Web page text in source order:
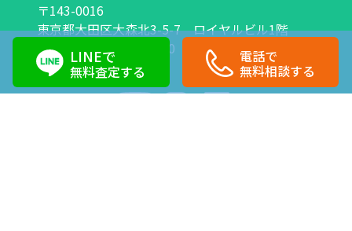
LINEで
無料査定する
電話で
無料相談する
〒143-0016
東京都大田区大森北3-5-7 ロイヤルビル1階
営業時間：10:00～18:00 定休日：日曜日・祝日
0120-89-0007 03-6423-1033